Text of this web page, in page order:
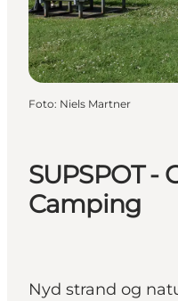
SUPSPOT -
Camping
Nyd strand og
Foto: Niels Martner